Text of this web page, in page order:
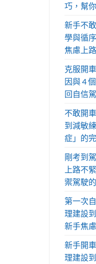
巧，幫
新手不
學與循
焦慮上
克服開
因與 4
回自信
不敢開
到減敏
症」的
剛考到
上路不
禦駕駛
第一次
理建設
新手焦
新手開
理建設